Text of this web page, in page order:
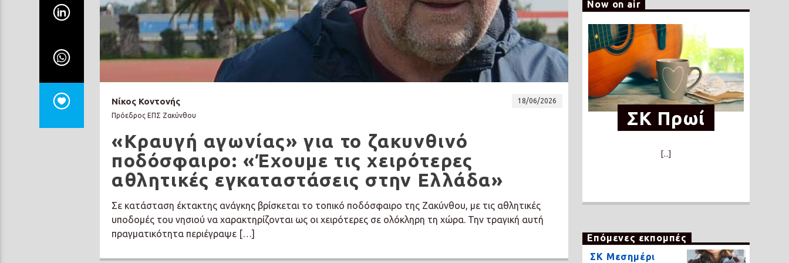
Νίκος Κοντονής
18/06/2026
Πρόεδρος ΕΠΣ Ζακύνθου
«Κραυγή αγωνίας» για το ζακυνθινό
ποδόσφαιρο: «Έχουμε τις χειρότερες
αθλητικές εγκαταστάσεις στην Ελλάδα»
Σε κατάσταση έκτακτης ανάγκης βρίσκεται το τοπικό ποδόσφαιρο της Ζακύνθου, με τις αθλητικές
υποδομές του νησιού να χαρακτηρίζονται ως οι χειρότερες σε ολόκληρη τη χώρα. Την τραγική αυτή
πραγματικότητα περιέγραψε […]
Now on air
ΣΚ Πρωί
[...]
Επόμενες εκπομπές
ΣΚ Μεσημέρι